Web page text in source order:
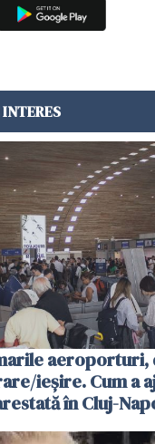
aeroporturi,
ieșire. Cum a
în Cluj-